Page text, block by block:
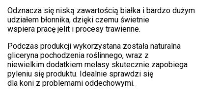
Odznacza się niską zawartością białka i bardzo dużym
udziałem błonnika, dzięki czemu świetnie
wspiera pracę jelit i procesy trawienne.
Podczas produkcji wykorzystana została naturalna
gliceryna pochodzenia roślinnego, wraz z
niewielkim dodatkiem melasy skutecznie zapobiega
pyleniu się produktu. Idealnie sprawdzi się
dla koni z problemami oddechowymi.